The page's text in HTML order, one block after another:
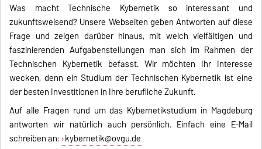
Was macht Technische Kybernetik so interessant und
zukunftsweisend? Unsere Webseiten geben Antworten auf diese
Frage und zeigen darüber hinaus, mit welch vielfältigen und
faszinierenden Aufgabenstellungen man sich im Rahmen der
Technischen Kybernetik befasst. Wir möchten Ihr Interesse
wecken, denn ein Studium der Technischen Kybernetik ist eine
der besten Investitionen in Ihre berufliche Zukunft.
Auf alle Fragen rund um das Kybernetikstudium in Magdeburg
antworten wir natürlich auch persönlich. Einfach eine E-Mail
schreiben an: kybernetik@ovgu.de